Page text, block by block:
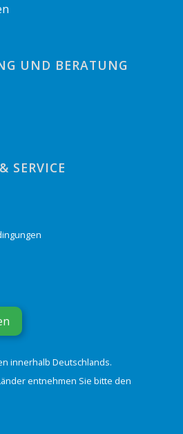
UND BERATUNG
SERVICE
innerhalb Deutschlands.
entnehmen Sie bitte den